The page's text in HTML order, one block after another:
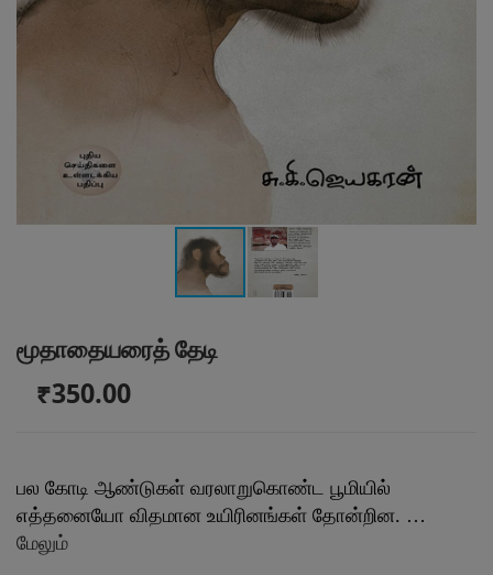
மூதாதையரைத் தேடி
₹350.00
பல கோடி ஆண்டுகள் வரலாறுகொண்ட பூமியில்
எத்தனையோ விதமான உயிரினங்கள் தோன்றின. …
மேலும்